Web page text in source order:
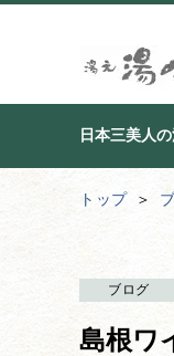
日本三美人
トップ
ブログ
島根ワ